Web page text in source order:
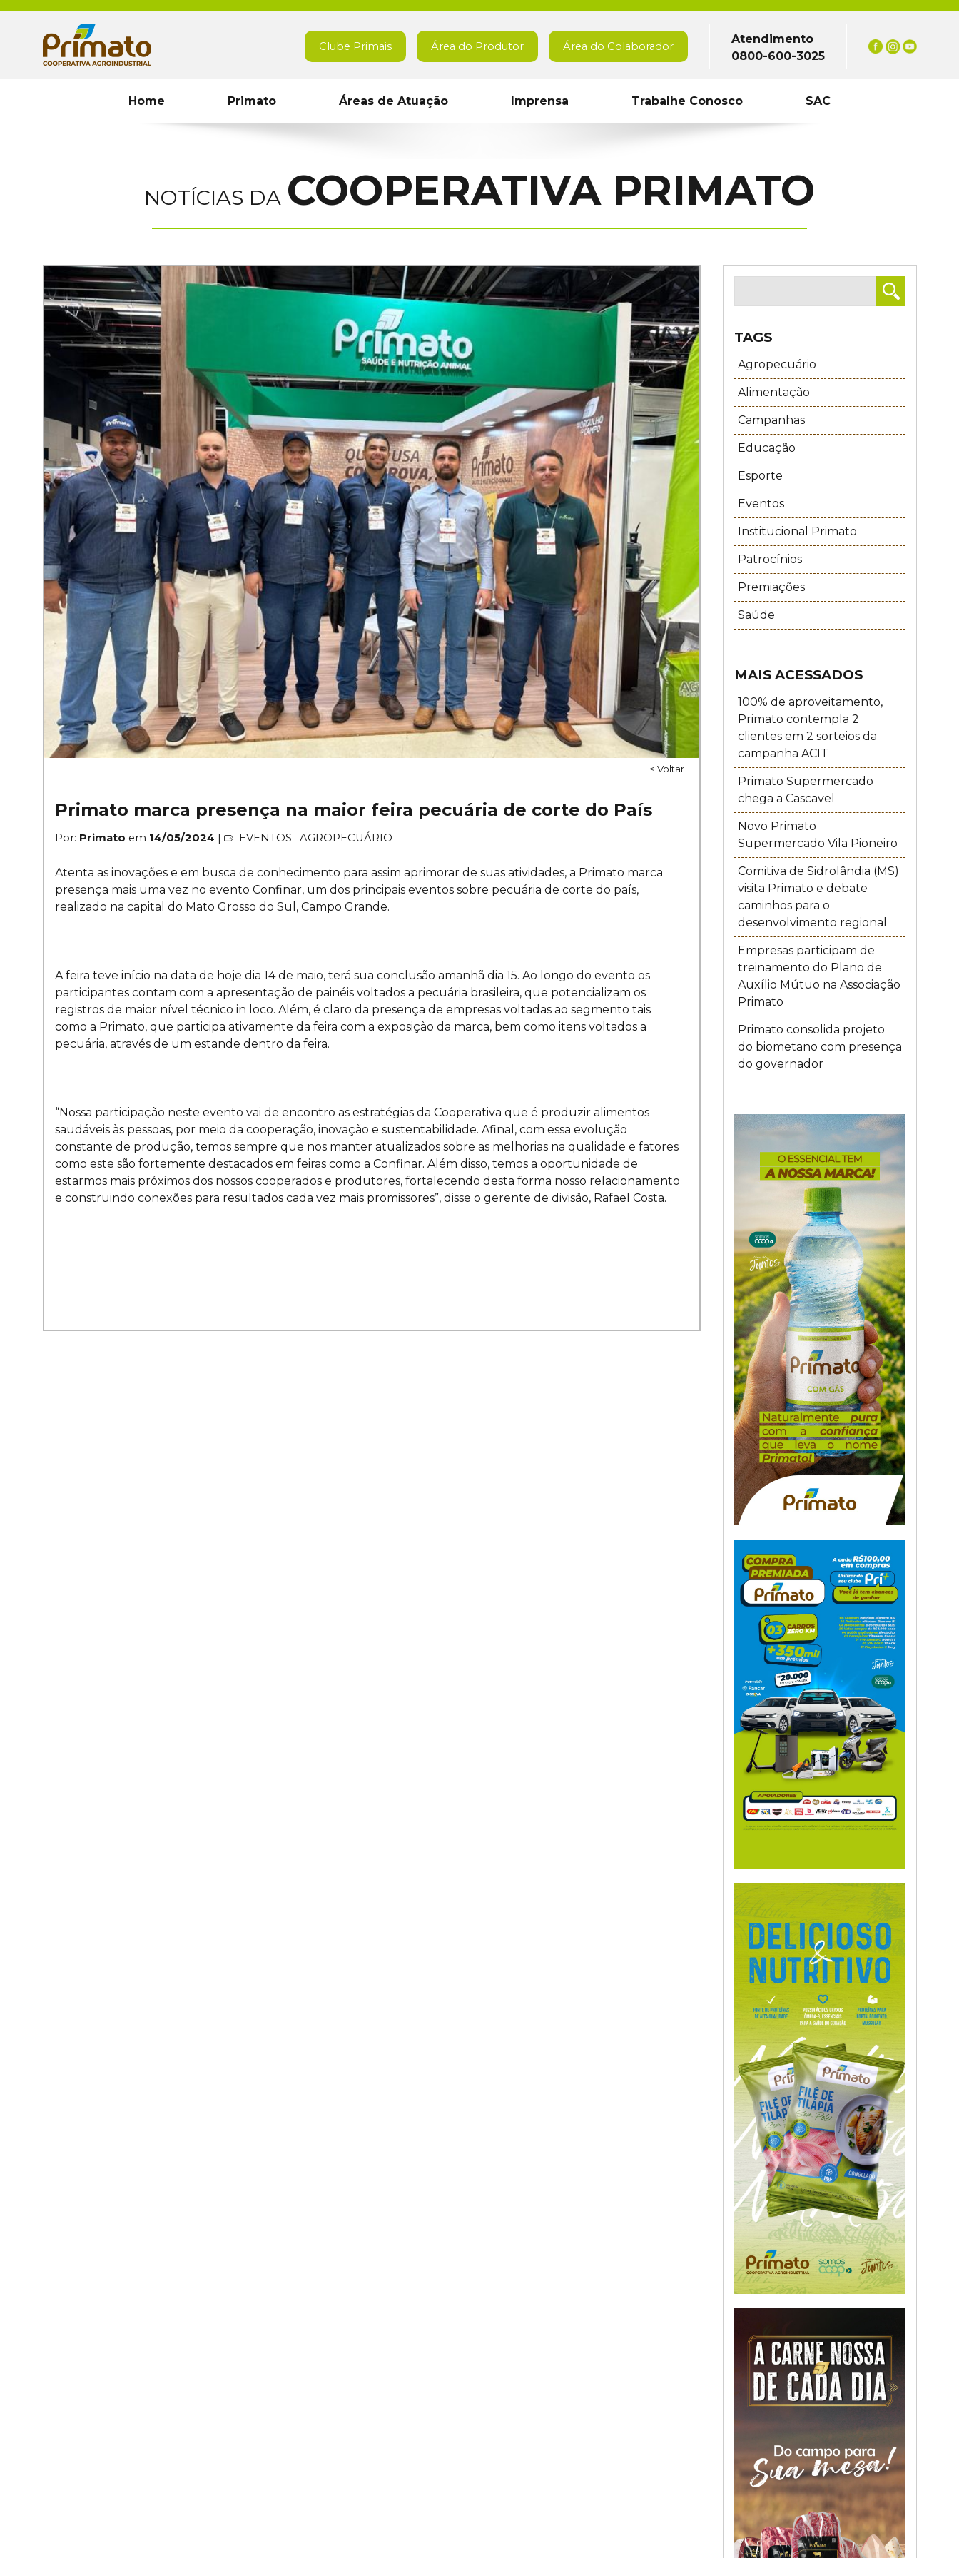
Atendimento
0800-600-3025
Área do Colaborador
Área do Produtor
Clube Primais
Home Primato Áreas de Atuação Imprensa Trabalhe Conosco SAC
NOTÍCIAS DA COOPERATIVA PRIMATO
< Voltar
Primato marca presença na maior feira pecuária de corte do País
Por: Primato em 14/05/2024 | EVENTOS AGROPECUÁRIO
Atenta as inovações e em busca de conhecimento para assim aprimorar de suas atividades, a Primato marca
presença mais uma vez no evento Confinar, um dos principais eventos sobre pecuária de corte do país,
realizado na capital do Mato Grosso do Sul, Campo Grande.
A feira teve início na data de hoje dia 14 de maio, terá sua conclusão amanhã dia 15. Ao longo do evento os
participantes contam com a apresentação de painéis voltados a pecuária brasileira, que potencializam os
registros de maior nível técnico in loco. Além, é claro da presença de empresas voltadas ao segmento tais
como a Primato, que participa ativamente da feira com a exposição da marca, bem como itens voltados a
pecuária, através de um estande dentro da feira.
“Nossa participação neste evento vai de encontro as estratégias da Cooperativa que é produzir alimentos
saudáveis às pessoas, por meio da cooperação, inovação e sustentabilidade. Afinal, com essa evolução
constante de produção, temos sempre que nos manter atualizados sobre as melhorias na qualidade e fatores
como este são fortemente destacados em feiras como a Confinar. Além disso, temos a oportunidade de
estarmos mais próximos dos nossos cooperados e produtores, fortalecendo desta forma nosso relacionamento
e construindo conexões para resultados cada vez mais promissores”, disse o gerente de divisão, Rafael Costa.
TAGS
Agropecuário
Alimentação
Campanhas
Educação
Esporte
Eventos
Institucional Primato
Patrocínios
Premiações
Saúde
MAIS ACESSADOS
100% de aproveitamento,
Primato contempla 2
clientes em 2 sorteios da
campanha ACIT
Primato Supermercado
chega a Cascavel
Novo Primato
Supermercado Vila Pioneiro
Comitiva de Sidrolândia (MS)
visita Primato e debate
caminhos para o
desenvolvimento regional
Empresas participam de
treinamento do Plano de
Auxílio Mútuo na Associação
Primato
Primato consolida projeto
do biometano com presença
do governador